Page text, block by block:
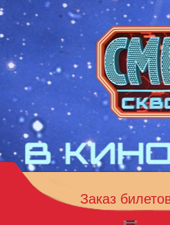
Заказ